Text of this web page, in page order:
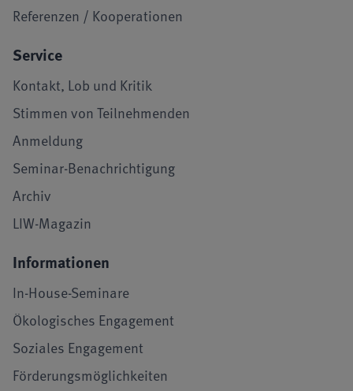
Referenzen / Kooperationen
Service
Kontakt, Lob und Kritik
Stimmen von Teilnehmenden
Anmeldung
Seminar-Benachrichtigung
Archiv
LIW-Magazin
Informationen
In-House-Seminare
Ökologisches Engagement
Soziales Engagement
Förderungsmöglichkeiten